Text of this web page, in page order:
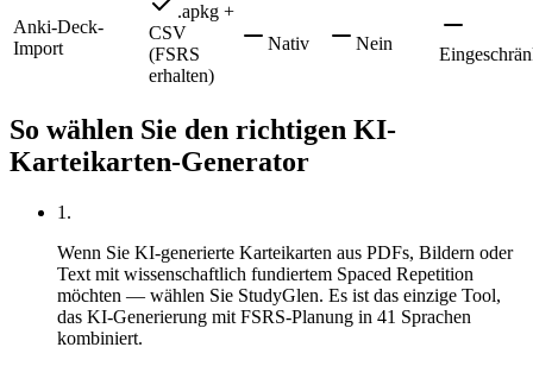
Anki-Deck-
Import
.apkg +
CSV
(FSRS
erhalten)
Nativ Nein
So wählen Sie den richtigen KI-
Karteikarten-Generator
1 .
Wenn Sie KI-generierte Karteikarten aus PDFs, Bildern oder
Text mit wissenschaftlich fundiertem Spaced Repetition
möchten — wählen Sie StudyGlen. Es ist das einzige Tool,
das KI-Generierung mit FSRS-Planung in 41 Sprachen
kombiniert.